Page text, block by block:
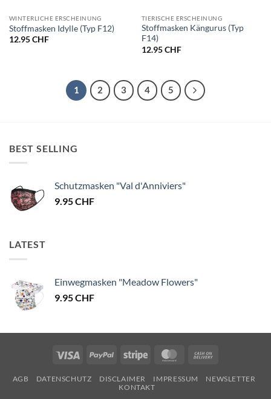
WINTERLICHE ERSCHEINUNG
Stoffmasken Idylle (Typ F12)
12.95CHF
TIERISCHE ERSCHEINUNG
Stoffmasken Kängurus (Typ
F14)
12.95CHF
1 2 3 4 5
BEST SELLING
Schutzmasken "Val d'Anniviers"
9.95CHF
LATEST
Einwegmasken "Meadow Flowers"
9.95CHF
Visa PayPal Stripe MasterCard
Delivery
AGB DATENSCHUTZ DISCLAIMER IMPRESSUM
NEWSLETTER
KONTAKT